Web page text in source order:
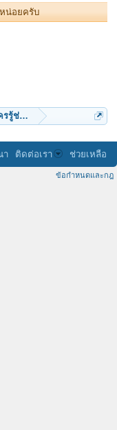
น่อยครับ
รู้ช่วยบอกหน่อยครับ
า ติดต่อเรา ช่วยเหลือ
ข้อกำหนดและกฎ